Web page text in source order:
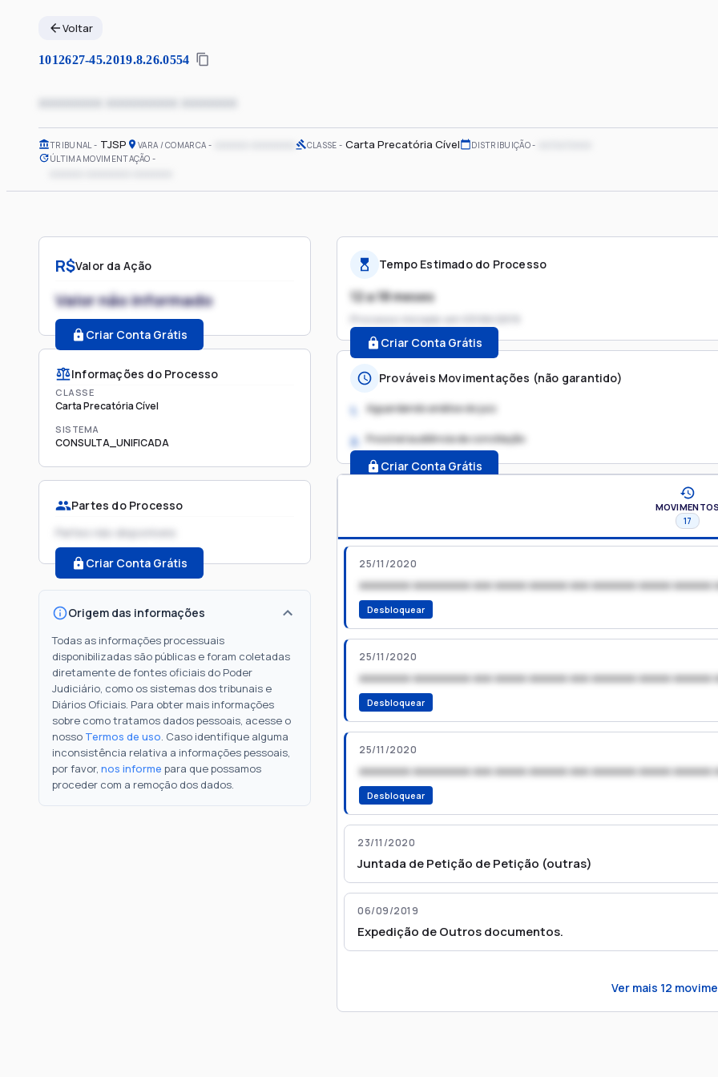
Voltar
1012627-45.2019.8.26.0554
xxxxxxxx xxxxxxxxx xxxxxxx
TRIBUNAL TJSP VARA / COMARCA CLASSE Carta Precatória Cível DISTRIBUIÇÃO
ÚLTIMA MOVIMENTAÇÃO
R$Valor da Ação
Valor não informado
Criar Conta Grátis
Informações do Processo
CLASSE
Carta Precatória Cível
SISTEMA
CONSULTA_UNIFICADA
Partes do Processo
Partes não disponíveis
Criar Conta Grátis
Origem das informações
Todas as informações processuais
disponibilizadas são públicas e foram coletadas
diretamente de fontes oficiais do Poder
Judiciário, como os sistemas dos tribunais e
Diários Oficiais. Para obter mais informações
sobre como tratamos dados pessoais, acesse o
nosso Termos de uso. Caso identifique alguma
inconsistência relativa a informações pessoais,
por favor, nos informe para que possamos
proceder com a remoção dos dados.
Tempo Estimado do Processo
12 a 18 meses
Processo iniciado em
Criar Conta Grátis
Prováveis Movimentações (não garantido)
1. Aguardando análise do juiz
2. Possível audiência de conciliação
Criar Conta Grátis
MOVIMENTOS
17
25/11/2020
xxxxxxxx xxxxxxxxx xxx xxxxx xxxxxx xxx xxxxxxx xxxxx xxxxxx
Desbloquear
25/11/2020
xxxxxxxx xxxxxxxxx xxx xxxxx xxxxxx xxx xxxxxxx xxxxx xxxxxx
Desbloquear
25/11/2020
xxxxxxxx xxxxxxxxx xxx xxxxx xxxxxx xxx xxxxxxx xxxxx xxxxxx
Desbloquear
23/11/2020
Juntada de Petição de Petição (outras)
06/09/2019
Expedição de Outros documentos.
Ver mais 12